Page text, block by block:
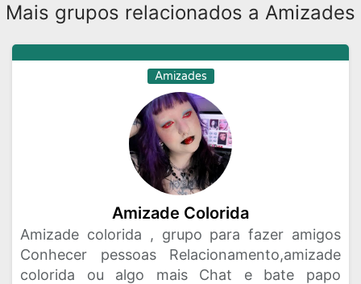
Mais grupos relacionados a Amizades
Amizades
Amizade Colorida
Amizade colorida , grupo para fazer amigos
Conhecer pessoas Relacionamento,amizade
colorida ou algo mais Chat e bate papo